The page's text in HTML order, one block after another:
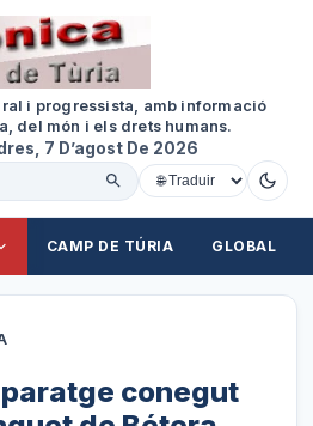
i progressista, amb informació
del món i els drets humans.
7 D’agost De 2026
CAMP DE TÚRIA GLOBAL
conegut